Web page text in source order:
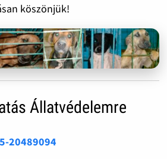
köszönjük!
Állatvédelemre
20489094